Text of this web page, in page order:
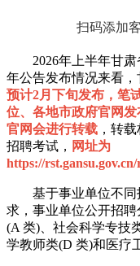
扫码添加
2026年上半年甘肃
年公告发布情况来看
预计2月下旬发布，笔
位、各地市政府官网发
官网会进行转载 ，转
招聘考试， 网址为
https://
基于事业单位不同
求，事业单位公开招
(A 类)、社会科学专技
学教师类(D 类)和医疗